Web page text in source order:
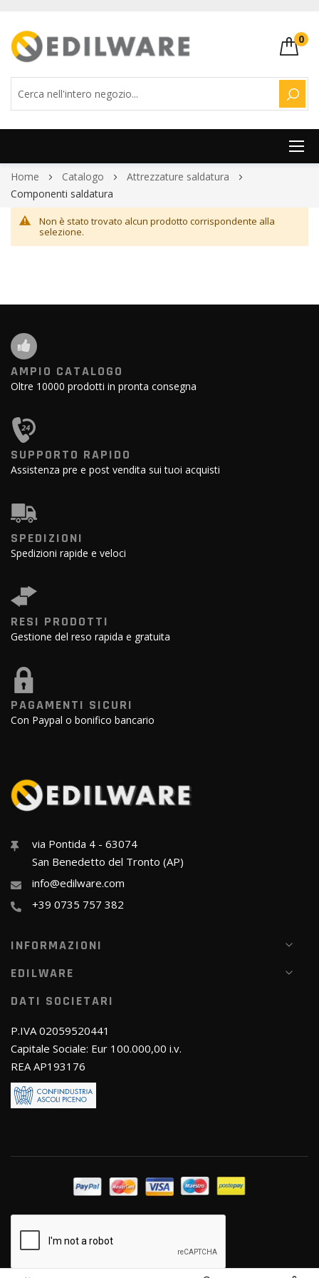
0
Salta
al
contenuto
Home Catalogo
Attrezzature saldatura
Componenti saldatura
Non è stato trovato alcun prodotto corrispondente alla
selezione.
AMPIO CATALOGO
Oltre 10000 prodotti in pronta consegna
SUPPORTO RAPIDO
Assistenza pre e post vendita sui tuoi acquisti
SPEDIZIONI
Spedizioni rapide e veloci
RESI PRODOTTI
Gestione del reso rapida e gratuita
PAGAMENTI SICURI
Con Paypal o bonifico bancario
via Pontida 4 - 63074
San Benedetto del Tronto (AP)
info@edilware.com
+39 0735 757 382
INFORMAZIONI
EDILWARE
DATI SOCIETARI
P.IVA 02059520441
Capitale Sociale: Eur 100.000,00 i.v.
REA AP193176